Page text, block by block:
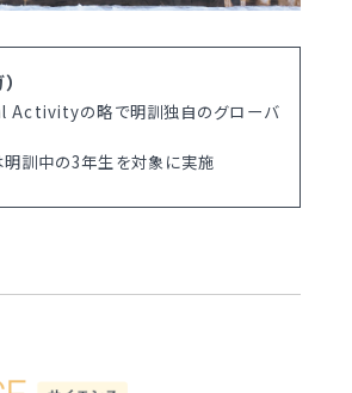
Activityの略で明訓独自のグローバ
明訓中の3年生を対象に実施